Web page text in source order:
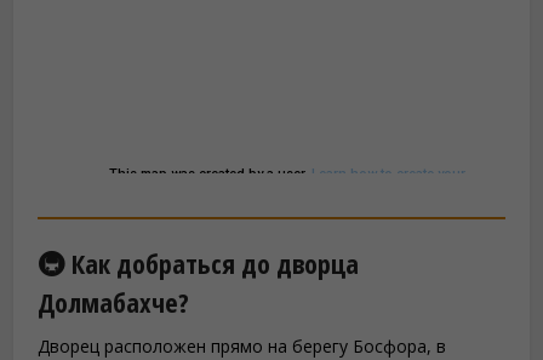
🚇 Как добраться до дворца
Долмабахче?
Дворец расположен прямо на берегу Босфора, в